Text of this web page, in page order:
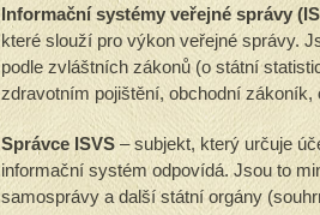
Informační systémy veřejné správy
které slouží pro výkon veřejné správy.
podle zvláštních zákonů (o státní
zdravotním pojištění, obchodní zákoník,
Správce ISVS – subjekt, který určuje
informační systém odpovídá. Jsou to
samosprávy a další státní orgány